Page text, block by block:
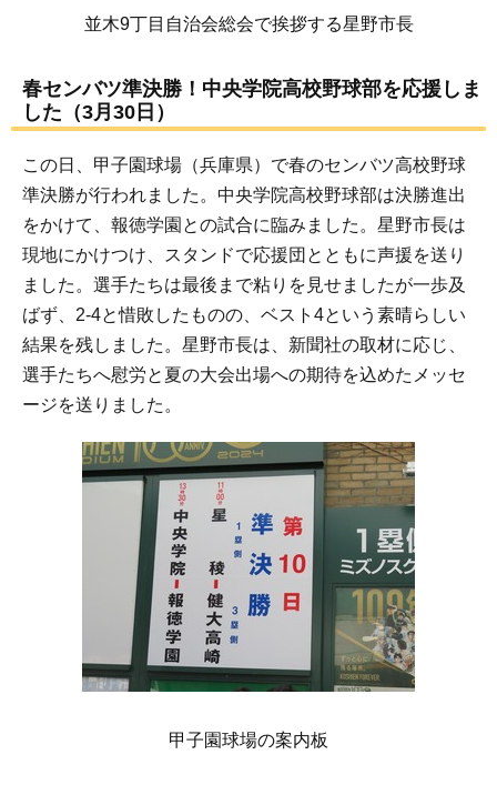
並木9丁目自治会総会で挨拶する星野市長
春センバツ準決勝！中央学院高校野球部を応援しま
した（3月30日）
この日、甲子園球場（兵庫県）で春のセンバツ高校野球
準決勝が行われました。中央学院高校野球部は決勝進出
をかけて、報徳学園との試合に臨みました。星野市長は
現地にかけつけ、スタンドで応援団とともに声援を送り
ました。選手たちは最後まで粘りを見せましたが一歩及
ばず、2-4と惜敗したものの、ベスト4という素晴らしい
結果を残しました。星野市長は、新聞社の取材に応じ、
選手たちへ慰労と夏の大会出場への期待を込めたメッセ
ージを送りました。
甲子園球場の案内板